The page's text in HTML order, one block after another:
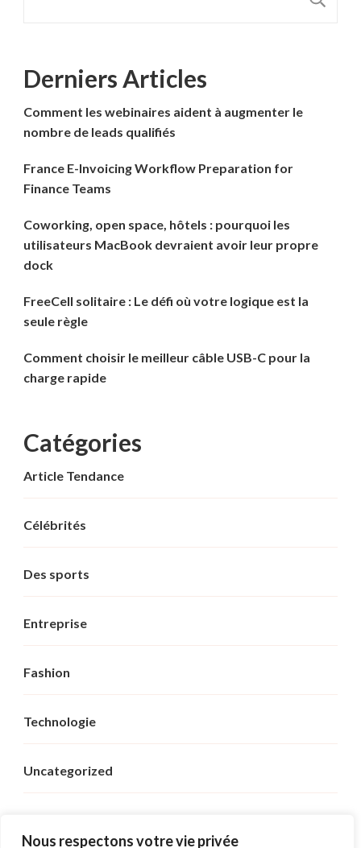
Nous respectons votre vie privée
Derniers Articles
Comment les webinaires aident à augmenter le
nombre de leads qualifiés
France E-Invoicing Workflow Preparation for
Finance Teams
Coworking, open space, hôtels : pourquoi les
utilisateurs MacBook devraient avoir leur propre
dock
FreeCell solitaire : Le défi où votre logique est la
seule règle
Comment choisir le meilleur câble USB-C pour la
charge rapide
Catégories
Article Tendance
Célébrités
Des sports
Entreprise
Fashion
Technologie
Uncategorized